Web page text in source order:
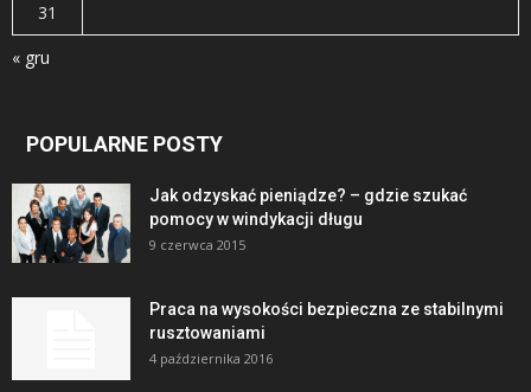
« gru
31
POPULARNE POSTY
Jak odzyskać pieniądze? – gdzie szukać
pomocy w windykacji długu
9 czerwca 2015
Praca na wysokości bezpieczna ze stabilnymi
rusztowaniami
4 października 2016